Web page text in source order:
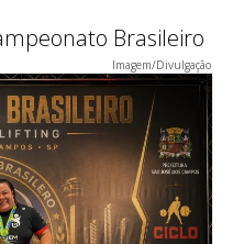
Brasileiro
Imagem/Divulgação